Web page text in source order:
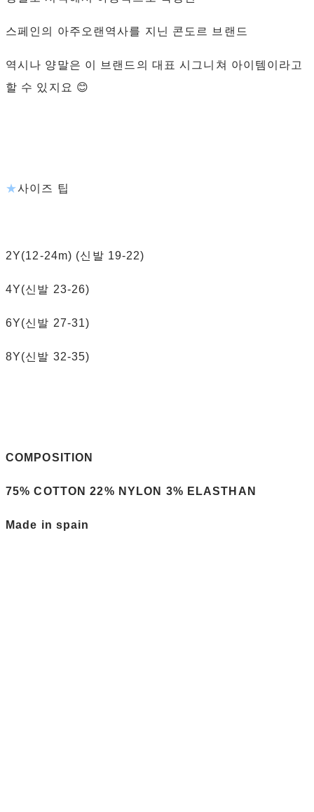
스페인의 아주오랜역사를 지닌 콘도르 브랜드
역시나 양말은 이 브랜드의 대표 시그니쳐 아이템이라고
할 수 있지요 😊
★사이즈 팁
2Y(12-24m) (신발 19-22)
4Y(신발 23-26)
6Y(신발 27-31)
8Y(신발 32-35)
COMPOSITION
75% COTTON 22% NYLON 3% ELASTHAN
Made in spain